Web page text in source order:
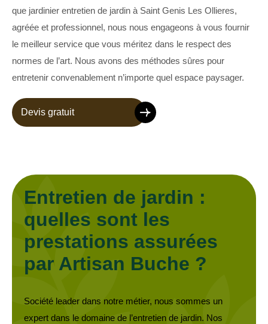
que jardinier entretien de jardin à Saint Genis Les Ollieres,
agréée et professionnel, nous nous engageons à vous fournir
le meilleur service que vous méritez dans le respect des
normes de l’art. Nous avons des méthodes sûres pour
entretenir convenablement n’importe quel espace paysager.
Devis gratuit
Entretien de jardin :
quelles sont les
prestations assurées
par Artisan Buche ?
Société leader dans notre métier, nous sommes un
expert dans le domaine de l’entretien de jardin. Nos